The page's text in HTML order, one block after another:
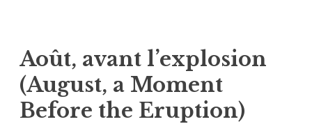
Août, avant l’explosion
(August, a Moment
Before the Eruption)